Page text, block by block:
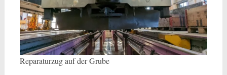
Reparaturzug auf der Grube